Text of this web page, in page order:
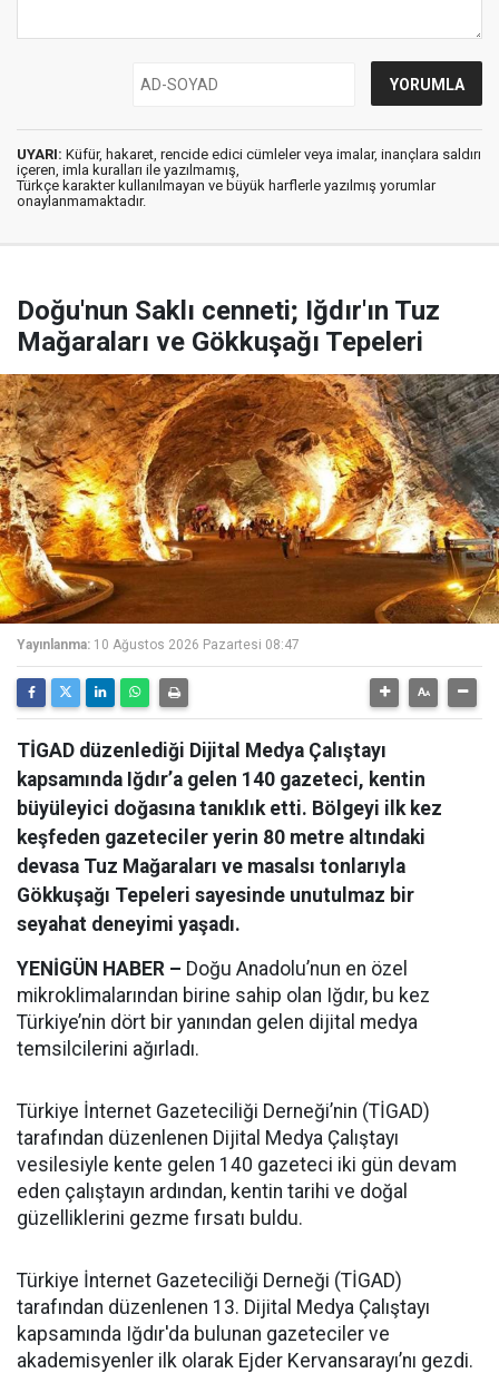
UYARI: Küfür, hakaret, rencide edici cümleler veya imalar, inançlara saldırı
içeren, imla kuralları ile yazılmamış,
Türkçe karakter kullanılmayan ve büyük harflerle yazılmış yorumlar
onaylanmamaktadır.
Doğu'nun Saklı cenneti; Iğdır'ın Tuz
Mağaraları ve Gökkuşağı Tepeleri
Yayınlanma: 10 Ağustos 2026 Pazartesi 08:47
TİGAD düzenlediği Dijital Medya Çalıştayı
kapsamında Iğdır’a gelen 140 gazeteci, kentin
büyüleyici doğasına tanıklık etti. Bölgeyi ilk kez
keşfeden gazeteciler yerin 80 metre altındaki
devasa Tuz Mağaraları ve masalsı tonlarıyla
Gökkuşağı Tepeleri sayesinde unutulmaz bir
seyahat deneyimi yaşadı.
YENİGÜN HABER – Doğu Anadolu’nun en özel
mikroklimalarından birine sahip olan Iğdır, bu kez
Türkiye’nin dört bir yanından gelen dijital medya
temsilcilerini ağırladı.
Türkiye İnternet Gazeteciliği Derneği’nin (TİGAD)
tarafından düzenlenen Dijital Medya Çalıştayı
vesilesiyle kente gelen 140 gazeteci iki gün devam
eden çalıştayın ardından, kentin tarihi ve doğal
güzelliklerini gezme fırsatı buldu.
Türkiye İnternet Gazeteciliği Derneği (TİGAD)
tarafından düzenlenen 13. Dijital Medya Çalıştayı
kapsamında Iğdır'da bulunan gazeteciler ve
akademisyenler ilk olarak Ejder Kervansarayı’nı gezdi.